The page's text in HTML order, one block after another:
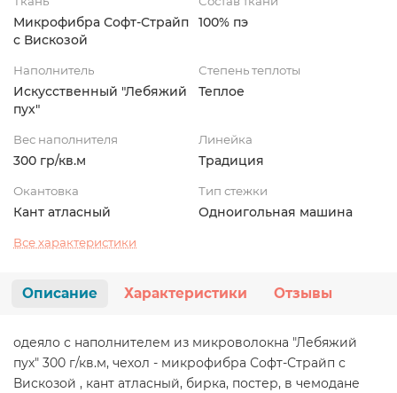
Микрофибра Софт-Страйп
с Вискозой
100% пэ
Наполнитель
Искусственный "Лебяжий
пух"
Степень теплоты
Теплое
Вес наполнителя
300 гр/кв.м
Линейка
Традиция
Окантовка
Кант атласный
Тип стежки
Одноигольная машина
Все характеристики
Описание Характеристики Отзывы
одеяло с наполнителем из микроволокна "Лебяжий
пух" 300 г/кв.м, чехол - микрофибра Софт-Страйп с
Вискозой , кант атласный, бирка, постер, в чемодане